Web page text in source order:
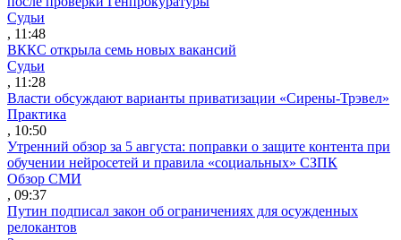
Судьи
, 11:48
ВККС открыла семь новых вакансий
Судьи
, 11:28
Власти обсуждают варианты приватизации «Сирены-Трэвел»
Практика
, 10:50
Утренний обзор за 5 августа: поправки о защите контента при
обучении нейросетей и правила «социальных» СЗПК
Обзор СМИ
, 09:37
Путин подписал закон об ограничениях для осужденных
релокантов